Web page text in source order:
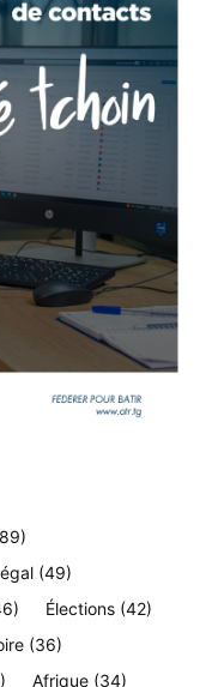
(49)
Élections (42)
(36)
Afrique (34)